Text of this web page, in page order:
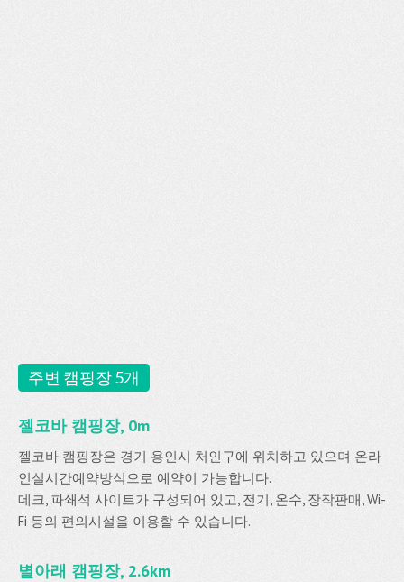
주변 캠핑장 5개
젤코바 캠핑장, 0m
젤코바 캠핑장은 경기 용인시 처인구에 위치하고 있으며 온라
인실시간예약방식으로 예약이 가능합니다.
데크, 파쇄석 사이트가 구성되어 있고, 전기, 온수, 장작판매, Wi-
Fi 등의 편의시설을 이용할 수 있습니다.
별아래 캠핑장, 2.6km